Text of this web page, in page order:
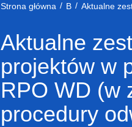
Strona główna / B /
Aktualne
projektów w
RPO WD (w
procedury